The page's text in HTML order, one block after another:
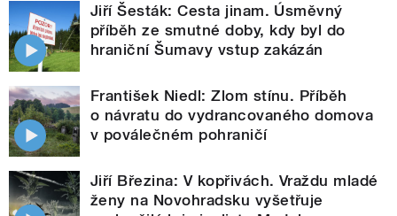
Jiří Šesták: Cesta jinam. Úsměvný
příběh ze smutné doby, kdy byl do
hraniční Šumavy vstup zakázán
František Niedl: Zlom stínu. Příběh
o návratu do vydrancovaného domova
v poválečném pohraničí
Jiří Březina: V kopřivách. Vraždu mladé
ženy na Novohradsku vyšetřuje